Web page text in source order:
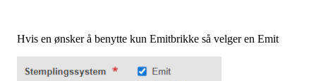
Hvis en ønsker å benytte kun Emitbrikke så velger en Emit